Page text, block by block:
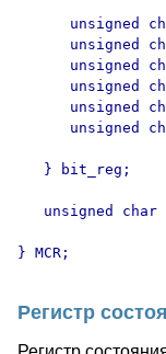
unsigned
unsigned
unsigned
unsigned
unsigned
unsigned
   } bit_reg;
unsigned char
Регистр